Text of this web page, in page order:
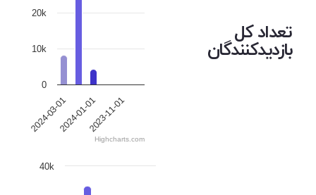
تعداد کل
بازدیدکنندگان
2024-03-012024-01-012023-11-01
0
10k
20k
Highcharts.com
40k